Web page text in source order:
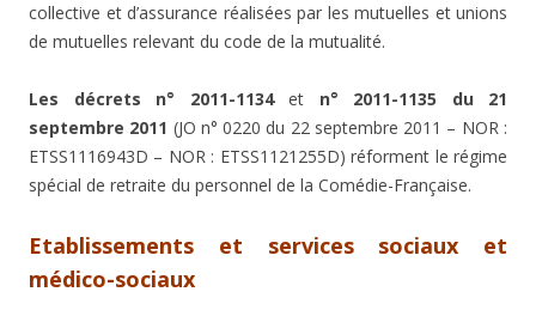
collective et d’assurance réalisées par les mutuelles et unions
de mutuelles relevant du code de la mutualité.
Les décrets n° 2011-1134et n° 2011-1135 du 21
septembre 2011 (JO n° 0220 du 22 septembre 2011 – NOR :
ETSS1116943D – NOR : ETSS1121255D) réforment le régime
spécial de retraite du personnel de la Comédie-Française.
Etablissements et services sociaux et
médico-sociaux